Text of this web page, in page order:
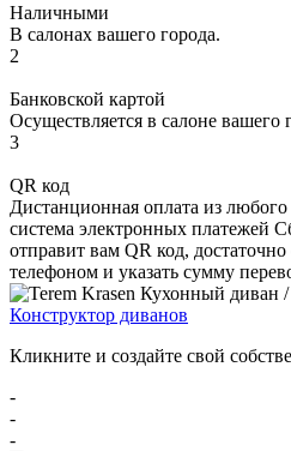
Наличными
В салонах вашего города.
2
Банковской картой
Осуществляется в салоне вашего
3
QR код
Дистанционная оплата из
система электронных платежей
отправит вам QR код,
телефоном и указать сумму
Конструктор диванов
Кликните и создайте свой
-
-
-